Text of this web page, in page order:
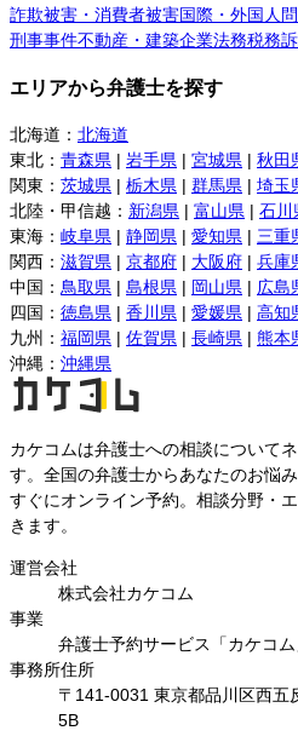
詐欺被害・消費者被害国際・外国人
刑事事件不動産・建築企業法務税務
エリアから弁護士を探す
北海道 ： 北海道
東北 ： 青森県 | 岩手県 | 宮城県 | 秋田
関東 ： 茨城県 | 栃木県 | 群馬県 | 埼玉
北陸・甲信越 ： 新潟県 | 富山県 | 石川
東海 ： 岐阜県 | 静岡県 | 愛知県 | 三重
関西 ： 滋賀県 | 京都府 | 大阪府 | 兵庫
中国 ： 鳥取県 | 島根県 | 岡山県 | 広島
四国 ： 徳島県 | 香川県 | 愛媛県 | 高知
九州 ： 福岡県 | 佐賀県 | 長崎県 | 熊本
沖縄 ： 沖縄県
カケコムは弁護士への相談について
す。全国の弁護士からあなたのお悩
すぐにオンライン予約。相談分野・
きます。
運営会社
株式会社カケコム
事業
弁護士予約サービス「カケコ
事務所住所
〒141-0031 東京都品川区西五
5B